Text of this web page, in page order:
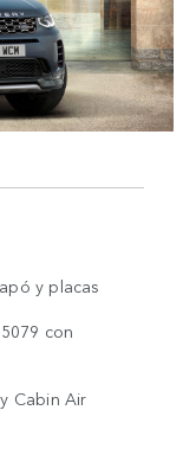
y placas
con
Cabin Air